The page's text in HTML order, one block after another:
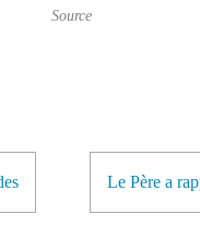
Source
Le Père a